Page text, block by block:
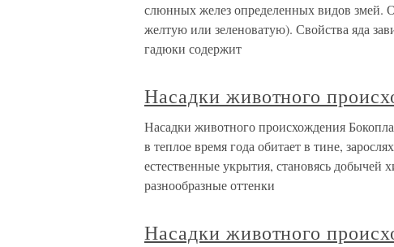
слюнных желез определенных видов змей.
желтую или зеленоватую). Свойства яда
гадюки содержит
Насадки животного
Насадки животного происхождения
в теплое время года обитает в тине,
естественные укрытия, становясь
разнообразные оттенки
Насадки животного